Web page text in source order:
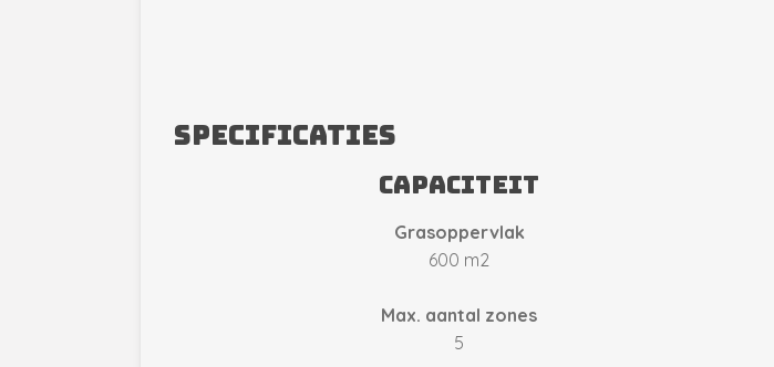
Specificaties
CApaciteit
Grasoppervlak
600 m2
Max. aantal zones
5